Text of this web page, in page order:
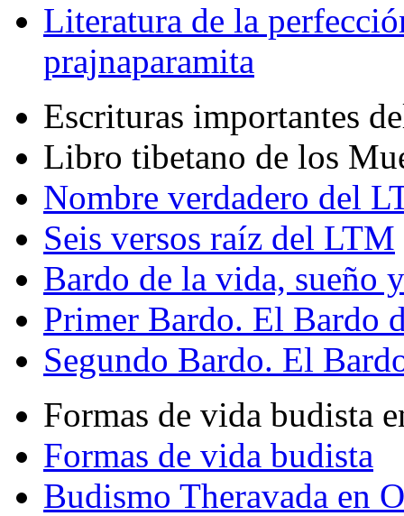
Literatura de la
prajnaparamita
Escrituras importantes
Libro tibetano de los
Nombre verdadero del
Seis versos raíz del LTM
Bardo de la vida, sueño
Primer Bardo. El Bardo
Segundo Bardo. El
Formas de vida budista
Formas de vida budista
Budismo Theravada en